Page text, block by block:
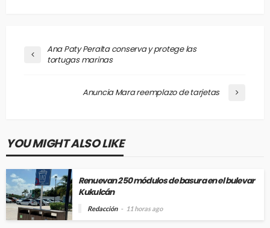
Ana Paty Peralta conserva y protege las
tortugas marinas
Anuncia Mara reemplazo de tarjetas
YOU MIGHT ALSO LIKE
Renuevan 250 módulos de basura en el bulevar
Kukulcán
Redacción 11 horas ago